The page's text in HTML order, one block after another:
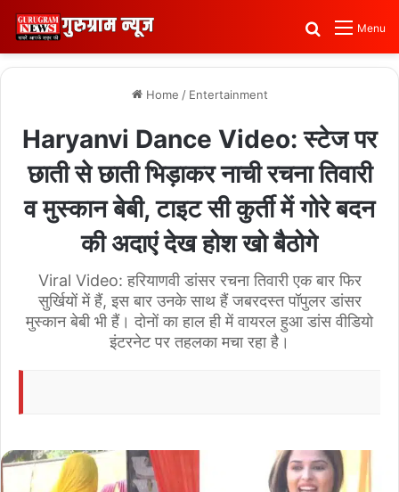
Menu
Search for
Home / Entertainment
Haryanvi Dance Video: स्टेज पर
छाती से छाती भिड़ाकर नाची रचना तिवारी
व मुस्कान बेबी, टाइट सी कुर्ती में गोरे बदन
की अदाएं देख होश खो बैठोगे
Viral Video: हरियाणवी डांसर रचना तिवारी एक बार फिर
सुर्खियों में हैं, इस बार उनके साथ हैं जबरदस्त पॉपुलर डांसर
मुस्कान बेबी भी हैं। दोनों का हाल ही में वायरल हुआ डांस वीडियो
इंटरनेट पर तहलका मचा रहा है।